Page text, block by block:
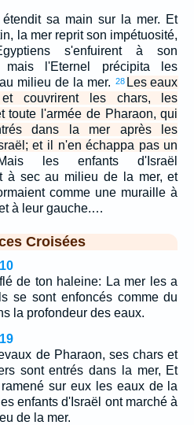
étendit sa main sur la mer. Et
la mer reprit son impétuosité,
s'enfuirent à son
mais l'Eternel précipita les
milieu de la mer. 28 Les eaux
et couvrirent les chars, les
toute l'armée de Pharaon, qui
dans la mer après les
et il n'en échappa pas un
les enfants d'Israël
à sec au milieu de la mer, et
comme une muraille à
à leur gauche.…
Croisées
de ton haleine: La mer les a
se sont enfoncés comme du
la profondeur des eaux.
de Pharaon, ses chars et
sont entrés dans la mer, Et
sur eux les eaux de la
enfants d'Israël ont marché à
de la mer.